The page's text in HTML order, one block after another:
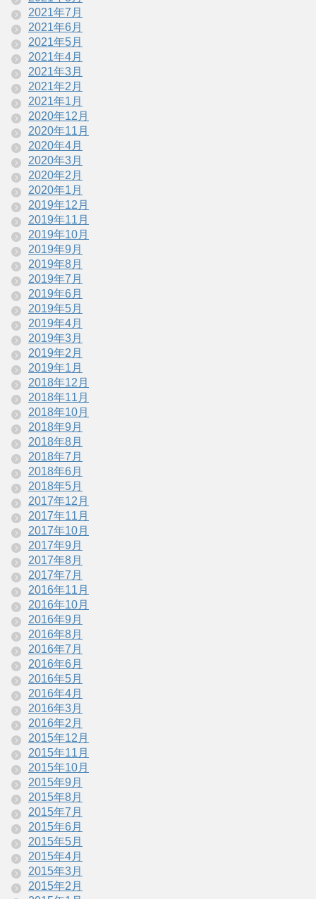
2021年7月
2021年6月
2021年5月
2021年4月
2021年3月
2021年2月
2021年1月
2020年12月
2020年11月
2020年4月
2020年3月
2020年2月
2020年1月
2019年12月
2019年11月
2019年10月
2019年9月
2019年8月
2019年7月
2019年6月
2019年5月
2019年4月
2019年3月
2019年2月
2019年1月
2018年12月
2018年11月
2018年10月
2018年9月
2018年8月
2018年7月
2018年6月
2018年5月
2017年12月
2017年11月
2017年10月
2017年9月
2017年8月
2017年7月
2016年11月
2016年10月
2016年9月
2016年8月
2016年7月
2016年6月
2016年5月
2016年4月
2016年3月
2016年2月
2015年12月
2015年11月
2015年10月
2015年9月
2015年8月
2015年7月
2015年6月
2015年5月
2015年4月
2015年3月
2015年2月